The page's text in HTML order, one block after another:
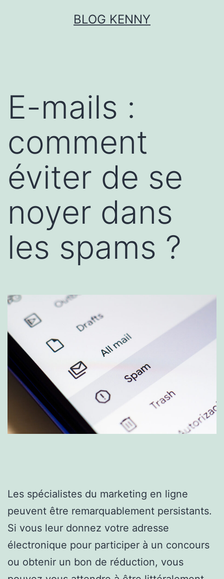
BLOG KENNY
E-mails :
comment
éviter de se
noyer dans
les spams ?
Les spécialistes du marketing en ligne
peuvent être remarquablement persistants.
Si vous leur donnez votre adresse
électronique pour participer à un concours
ou obtenir un bon de réduction, vous